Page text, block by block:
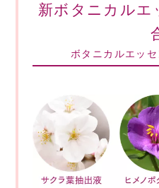
新ボタニカルエ
ボタニカルエッ